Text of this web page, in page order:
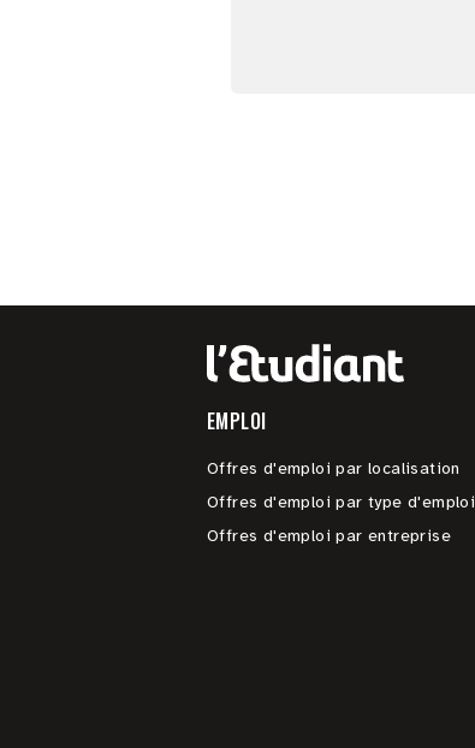
EMPLOI
Offres d'emploi par localisation
Offres d'emploi par type d'emploi
Offres d'emploi par entreprise